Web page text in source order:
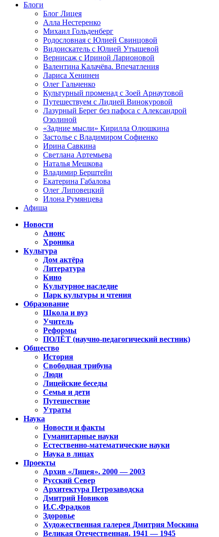
Блоги
Блог Лицея
Алла Нестеренко
Михаил Гольденберг
Родословная с Юлией Свинцовой
Видоискатель с Юлией Утышевой
Вернисаж с Ириной Ларионовой
Валентина Калачёва. Впечатления
Лариса Хенинен
Олег Гальченко
Культурный променад с Зоей Арнаутовой
Путешествуем с Лидией Винокуровой
Лазурный Берег без пафоса с Александрой
Озолиной
«Задние мысли» Кирилла Олюшкина
Застолье с Владимиром Софиенко
Ирина Савкина
Светлана Артемьева
Наталья Мешкова
Владимир Берштейн
Екатерина Габалова
Олег Липовецкий
Илона Румянцева
Афиша
Новости
Анонс
Хроника
Культура
Дом актёра
Литература
Кино
Культурное наследие
Парк культуры и чтения
Образование
Школа и вуз
Учитель
Реформы
ПОЛЁТ (научно-педагогический вестник)
Общество
История
Свободная трибуна
Люди
Лицейские беседы
Семья и дети
Путешествие
Утраты
Наука
Новости и факты
Гуманитарные науки
Естественно-математические науки
Наука в лицах
Проекты
Архив «Лицея». 2000 — 2003
Русский Север
Архитектура Петрозаводска
Дмитрий Новиков
И.С.Фрадков
Здоровье
Художественная галерея Дмитрия Москина
Великая Отечественная. 1941 — 1945